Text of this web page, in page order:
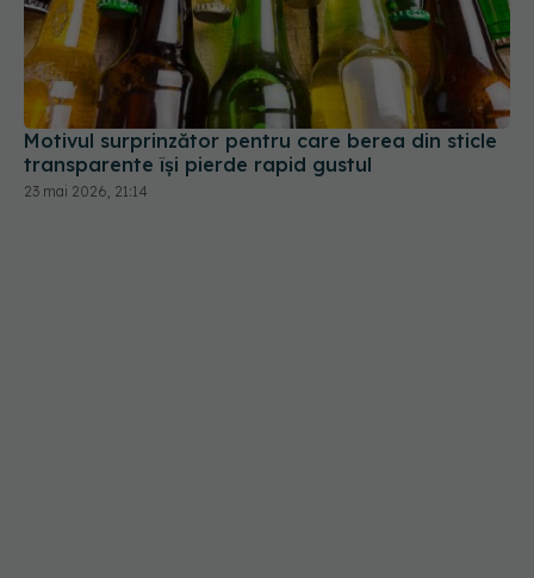
Motivul surprinzător pentru care berea din sticle
transparente își pierde rapid gustul
23 mai 2026, 21:14